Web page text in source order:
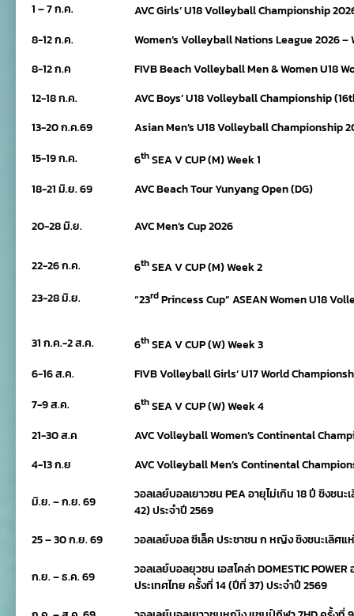
1 – 7 ก.ค.
AVC Girls’ U18 Volleyball Championship
8-12 ก.ค.
Women’s Volleyball Nations League 2026 –
8-12 ก.ค
FIVB Beach Volleyball Men & Women U18
12-18 ก.ค.
AVC Boys’ U18 Volleyball Championship
13-20 ก.ค.69
Asian Men’s U18 Volleyball Championship
15-19 ก.ค.
6thSEA V CUP (M) Week 1
18-21 มิ.ย. 69
AVC Beach Tour Yunyang Open (DG)
20-28 มิ.ย. AVC Men’s Cup 2026
22-26 ก.ค. 6thSEA V CUP (M) Week 2
23-28 มิ.ย.
“23rdPrincess Cup” ASEAN Women U18
31 ก.ค.-2 ส.ค. 6thSEA V CUP (W) Week 3
6-16 ส.ค.
FIVB Volleyball Girls’ U17 World
7-9 ส.ค.
6thSEA V CUP (W) Week 4
21-30 ส.ค
AVC Volleyball Women’s Continental
4-13 ก.ย
AVC Volleyball Men’s Continental
มิ.ย. – ก.ย. 69
วอลเลย์บอลเยาวชน PEA อายุไม่เกิน 18 ปี ชิงชน
42) ประจำปี 2569
25 – 30 ก.ย. 69
วอลเลย์บอล ซีเล็ค ประชาชน ก หญิง ชิงชนะเลิศแ
ก.ย. – ธ.ค. 69
วอลเลย์บอลยุวชน เอสโคล่า DOMESTIC
ประเทศไทย ครั้งที่ 14 (ปีที่ 37) ประจำปี 2569